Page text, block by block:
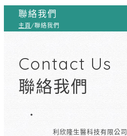
聯絡我們
主頁/聯絡我們
Contact Us
聯絡我們
利欣隆生醫科技有限公司